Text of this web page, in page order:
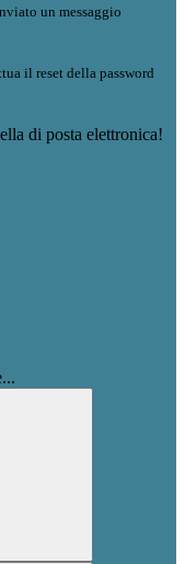
un messaggio
il reset della password
di posta elettronica!